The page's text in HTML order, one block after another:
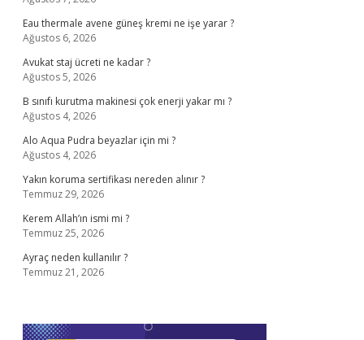
Eau thermale avene güneş kremi ne işe yarar ?
Ağustos 6, 2026
Avukat staj ücreti ne kadar ?
Ağustos 5, 2026
B sınıfı kurutma makinesi çok enerji yakar mı ?
Ağustos 4, 2026
Alo Aqua Pudra beyazlar için mi ?
Ağustos 4, 2026
Yakın koruma sertifikası nereden alınır ?
Temmuz 29, 2026
Kerem Allah’ın ismi mi ?
Temmuz 25, 2026
Ayraç neden kullanılır ?
Temmuz 21, 2026